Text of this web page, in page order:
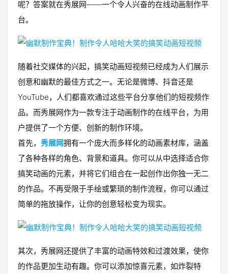
呢？答案就在秀展网——一个令人兴奋的在线动画制作平
台。
随着社交媒体的兴起，搞笑动画短视频已经成为人们展示
创意和幽默的最佳方式之一。无论是微博、抖音还是
YouTube，人们都喜欢通过这些平台分享他们的短视频作
品。而秀展网作为一款专注于动画制作的在线平台，为用
户提供了一个方便、创新的制作环境。
首先， 秀展网拥有一个庞大而多样化的动画素材库，涵盖
了各种各样的角色、背景和道具。你可以从中选择适合你
搞笑动画的元素，并将它们组合在一起创作出你独一无二
的作品。不再受限于手绘或繁琐的制作流程，你可以通过
简单的拖放操作，让你的创意轻松变为现实。
其次，秀展网还提供了丰富的动画特效和过渡效果，使你
的作品更加生动有趣。你可以添加惊喜元素，如炸裂特